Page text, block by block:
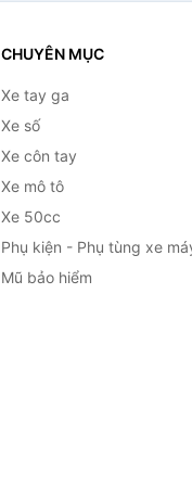
CHUYÊN MỤC
Xe tay ga
Xe số
Xe côn tay
Xe mô tô
Xe 50cc
Phụ kiện - Phụ tùng xe
Mũ bảo hiểm